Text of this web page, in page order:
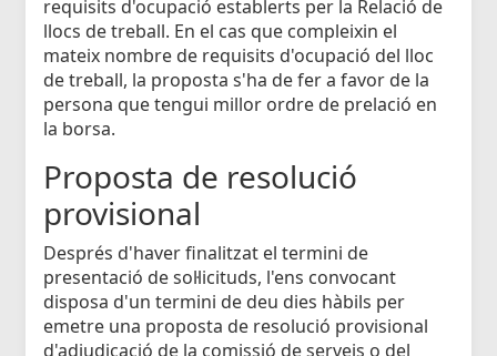
requisits d'ocupació establerts per la Relació de
llocs de treball. En el cas que compleixin el
mateix nombre de requisits d'ocupació del lloc
de treball, la proposta s'ha de fer a favor de la
persona que tengui millor ordre de prelació en
la borsa.
Proposta de resolució
provisional
Després d'haver finalitzat el termini de
presentació de sol·licituds, l'ens convocant
disposa d'un termini de deu dies hàbils per
emetre una proposta de resolució provisional
d'adjudicació de la comissió de serveis o del